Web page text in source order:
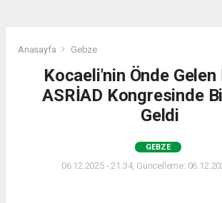
Anasayfa Gebze
Kocaeli'nin Önde
ASRİAD Kongresinde
Geldi
GEBZE
06.12.2025 - 21:34, Güncelleme: